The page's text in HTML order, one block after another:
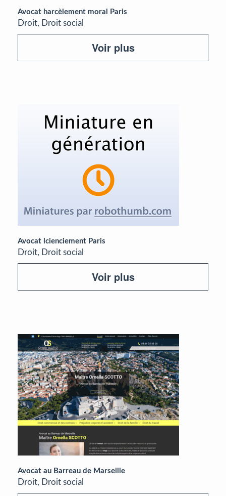
Avocat harcèlement moral Paris
Droit, Droit social
Voir plus
Avocat lcienciement Paris
Droit, Droit social
Voir plus
Avocat au Barreau de Marseille
Droit, Droit social